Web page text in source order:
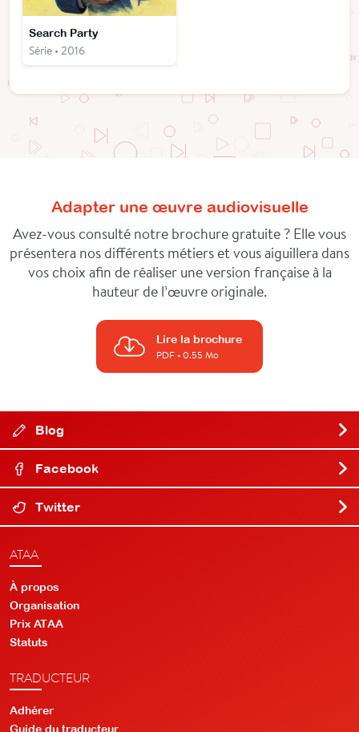
Search Party
Série • 2016
Adapter une œuvre audiovisuelle
Avez-vous consulté notre brochure gratuite ? Elle vous
présentera nos différents métiers et vous aiguillera dans
vos choix afin de réaliser une version française à la
hauteur de l’œuvre originale.
Lire la brochure
PDF• 0.55 Mo
Blog
Facebook
Twitter
ATAA
À propos
Organisation
Prix ATAA
Statuts
TRADUCTEUR
Adhérer
Guide du traducteur